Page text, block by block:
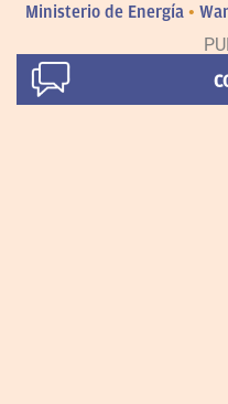
Ministerio de Energía